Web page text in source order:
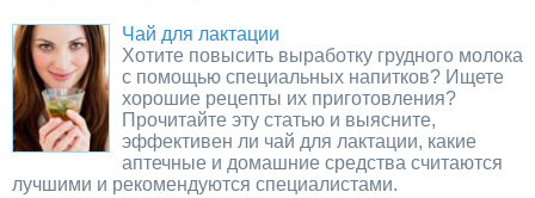
Чай для лактации
Хотите повысить выработку грудного молока
с помощью специальных напитков? Ищете
хорошие рецепты их приготовления?
Прочитайте эту статью и выясните,
эффективен ли чай для лактации, какие
аптечные и домашние средства считаются
лучшими и рекомендуются специалистами.